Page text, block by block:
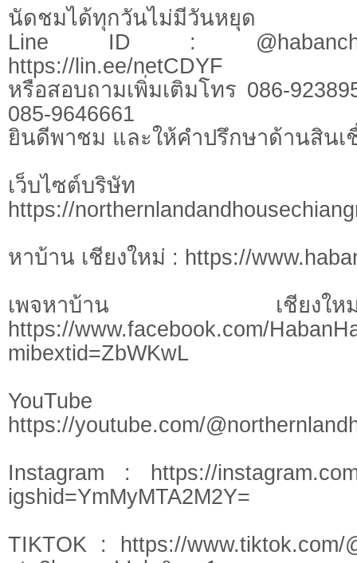
นัดชมได้ทุกวันไม่มีวันหยุด
Line ID :
https://lin.ee/netCDYF
หรือสอบถามเพิ่มเติมโทร 086-
085-9646661
ยินดีพาชม และให้คำปรึกษาด้านสินเ
เว็บไซต์บ
https://
หาบ้าน เชียงใหม่ : https://
เพจหาบ้าน เชี
https://www.facebook.com/
mibextid=ZbWKwL
https://youtube.com/
Instagram : https://
igshid=YmMyMTA2M2Y=
TIKTOK : https://www.tiktok.com/